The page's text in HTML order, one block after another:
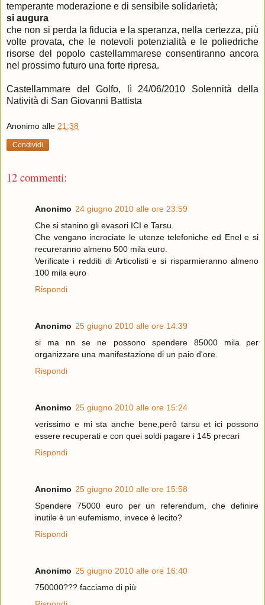
temperante moderazione e di sensibile solidarietà;
si augura
che non si perda la fiducia e la speranza, nella certezza, più
volte provata, che le notevoli potenzialità e le poliedriche
risorse del popolo castellammarese consentiranno ancora
nel prossimo futuro una forte ripresa.
Castellammare del Golfo, lì 24/06/2010 Solennità della
Natività di San Giovanni Battista
Anonimo alle 21:38
Condividi
12 commenti:
Anonimo 24 giugno 2010 alle ore 23:59
Che si stanino gli evasori ICI e Tarsu.
Che vengano incrociate le utenze telefoniche ed Enel e si
recureranno almeno 500 mila euro.
Verificate i redditi di Articolisti e si risparmieranno almeno
100 mila euro
Rispondi
Anonimo 25 giugno 2010 alle ore 14:39
si ma nn se ne possono spendere 85000 mila per
organizzare una manifestazione di un paio d'ore.
Rispondi
Anonimo 25 giugno 2010 alle ore 15:24
verissimo e mi sta anche bene,perô tarsu et ici possono
essere recuperati e con quei soldi pagare i 145 precari
Rispondi
Anonimo 25 giugno 2010 alle ore 15:58
Spendere 75000 euro per un referendum, che definire
inutile è un eufemismo, invece è lecito?
Rispondi
Anonimo 25 giugno 2010 alle ore 16:40
750000??? facciamo di più